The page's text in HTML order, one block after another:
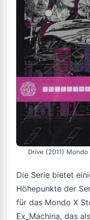
Drive (2011)
Die Serie bietet
Höhepunkte der
für das Mondo X
Ex_Machina, das